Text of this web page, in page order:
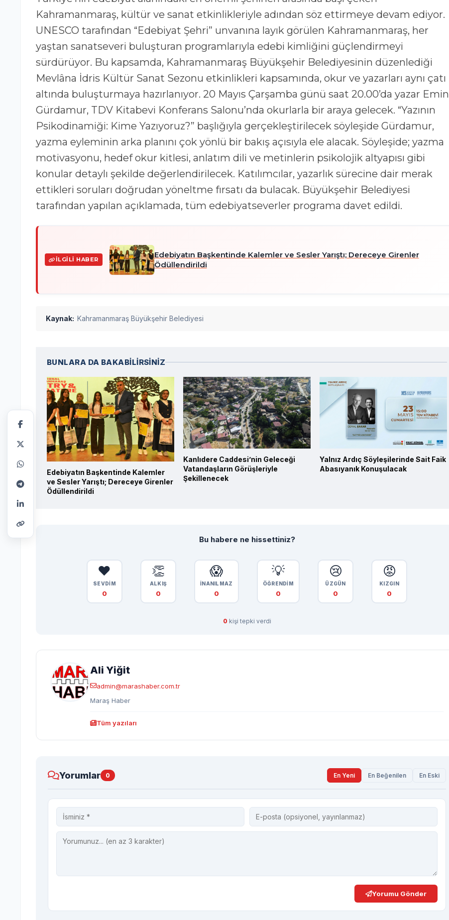
Kahramanmaraş, kültür ve sanat etkinlikleriyle adından söz ettirmeye devam ediyor.
UNESCO tarafından “Edebiyat Şehri” unvanına layık görülen Kahramanmaraş, her
yaştan sanatseveri buluşturan programlarıyla edebi kimliğini güçlendirmeyi
sürdürüyor. Bu kapsamda, Kahramanmaraş Büyükşehir Belediyesinin düzenlediği
Mevlâna İdris Kültür Sanat Sezonu etkinlikleri kapsamında, okur ve yazarları aynı çatı
altında buluşturmaya hazırlanıyor. 20 Mayıs Çarşamba günü saat 20.00’da yazar Emin
Gürdamur, TDV Kitabevi Konferans Salonu’nda okurlarla bir araya gelecek. “Yazının
Psikodinamiği: Kime Yazıyoruz?” başlığıyla gerçekleştirilecek söyleşide Gürdamur,
yazma eyleminin arka planını çok yönlü bir bakış açısıyla ele alacak. Söyleşide; yazma
motivasyonu, hedef okur kitlesi, anlatım dili ve metinlerin psikolojik altyapısı gibi
konular detaylı şekilde değerlendirilecek. Katılımcılar, yazarlık sürecine dair merak
ettikleri soruları doğrudan yöneltme fırsatı da bulacak. Büyükşehir Belediyesi
tarafından yapılan açıklamada, tüm edebiyatseverler programa davet edildi.
İLGILI HABER
Edebiyatın Başkentinde Kalemler ve Sesler Yarıştı; Dereceye Girenler
Ödüllendirildi
Kaynak: Kahramanmaraş Büyükşehir Belediyesi
BUNLARA DA BAKABİLİRSİNİZ
Edebiyatın Başkentinde Kalemler
ve Sesler Yarıştı; Dereceye Girenler
Ödüllendirildi
Kanlıdere Caddesi’nin Geleceği
Vatandaşların Görüşleriyle
Şekillenecek
Yalnız Ardıç Söyleşilerinde Sait Faik
Abasıyanık Konuşulacak
Bu habere ne hissettiniz?
❤️
SEVDİM
0
👏
ALKIŞ
0
😱
İNANILMAZ
0
💡
ÖĞRENDİM
0
😢
ÜZGÜN
0
😡
KIZGIN
0
0 kişi tepki verdi
Ali Yiğit
admin@marashaber.com.tr
Maraş Haber
Tüm yazıları
Yorumlar 0 En Yeni En Beğenilen En Eski
Yorumu Gönder